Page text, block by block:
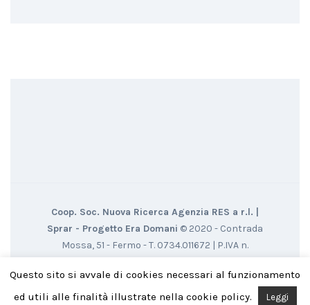
Coop. Soc. Nuova Ricerca Agenzia RES a r.l. |
Sprar - Progetto Era Domani © 2020 - Contrada
Mossa, 51 - Fermo - T. 0734.011672 | P.IVA n.
il fotoreporter Ennio Brilli per le foto e i video messi a
disposizione.
Questo sito si avvale di cookies necessari al funzionamento
ed utili alle finalità illustrate nella cookie policy.
Leggi